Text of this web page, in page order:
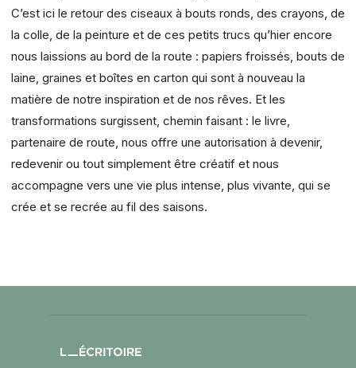
C’est ici le retour des ciseaux à bouts ronds, des crayons, de
la colle, de la peinture et de ces petits trucs qu’hier encore
nous laissions au bord de la route : papiers froissés, bouts de
laine, graines et boîtes en carton qui sont à nouveau la
matière de notre inspiration et de nos rêves. Et les
transformations surgissent, chemin faisant : le livre,
partenaire de route, nous offre une autorisation à devenir,
redevenir ou tout simplement être créatif et nous
accompagne vers une vie plus intense, plus vivante, qui se
crée et se recrée au fil des saisons.